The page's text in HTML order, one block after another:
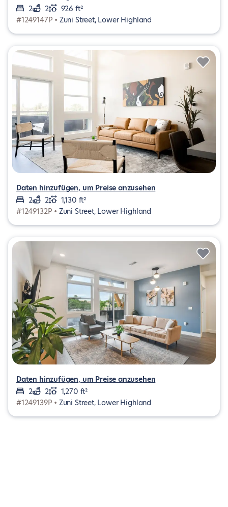
2
2
926 ft²
#1249147P • Zuni Street, Lower Highland
Daten hinzufügen, um Preise anzusehen
2
2
1,130 ft²
#1249132P • Zuni Street, Lower Highland
Daten hinzufügen, um Preise anzusehen
2
2
1,270 ft²
#1249139P • Zuni Street, Lower Highland